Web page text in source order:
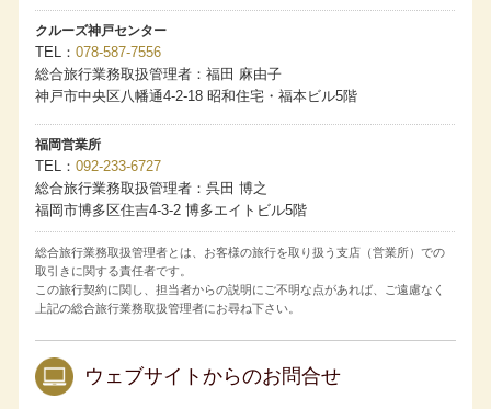
ーズ（全区間）をご予約の場合、ご希望をお預かりしま
す。
・ご希望がある場合は、お申し込みの旅行会社および販売
店へお申し出ください。ただし客室番号は乗船券発券時に
最終確定します。ご希望にそえない場合もございます。
・客室番号のご希望が重なった場合は、「My ASUKA
イント）』もしくは累計宿泊数の多い方の希望を優先しま
す。
コネクティングルームについて
・コネクティングルームのご希望は、お申し込みの旅行会
社および販売店へお申し出ください。ただしご希望にそえ
ない場合もございます。
プの組み合わせでもサービス内容は宿泊する客室タイプに
準じます。
国内クルーズの旅行代金は消費税等諸税・各港の施設使用
料を含みます。海外クルーズの旅行代金は海外の各港の港
湾諸税を含みます。今後税額や各港の施設使用料が増減ま
本の国際観光旅客税は含まれておりません。
消されたお客様には規定の取消料を、客室をお一人様でご
利用になられるお客様には規定の差額代金を追加で申し受
クルーズ神戸センター
TEL
078-587-7556
総合旅行業務取扱管理者：福田 麻由子
神戸市中央区八幡通4-2-18 昭和住宅・福本ビル5階
福岡営業所
TEL
092-233-6727
総合旅行業務取扱管理者：呉田 博之
福岡市博多区住吉4-3-2 博多エイトビル5階
総合旅行業務取扱管理者とは、お客様の旅行を取り扱う支店（営業所）での
取引きに関する責任者です。
この旅行契約に関し、担当者からの説明にご不明な点があれば、ご遠慮なく
上記の総合旅行業務取扱管理者にお尋ね下さい。
ウェブサイトからのお問合せ